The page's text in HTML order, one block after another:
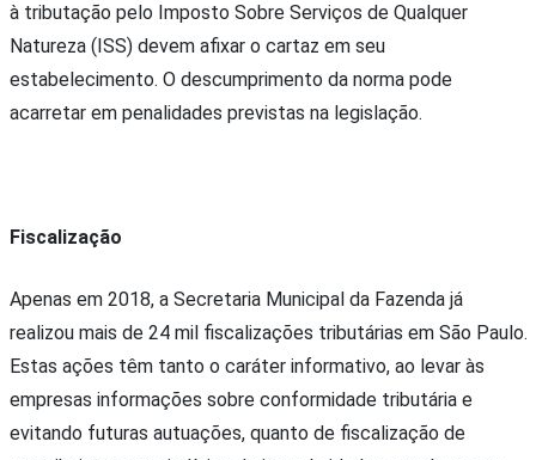
à tributação pelo Imposto Sobre Serviços de Qualquer
Natureza (ISS) devem afixar o cartaz em seu
estabelecimento. O descumprimento da norma pode
acarretar em penalidades previstas na legislação.
Fiscalização
Apenas em 2018, a Secretaria Municipal da Fazenda já
realizou mais de 24 mil fiscalizações tributárias em São Paulo.
Estas ações têm tanto o caráter informativo, ao levar às
empresas informações sobre conformidade tributária e
evitando futuras autuações, quanto de fiscalização de